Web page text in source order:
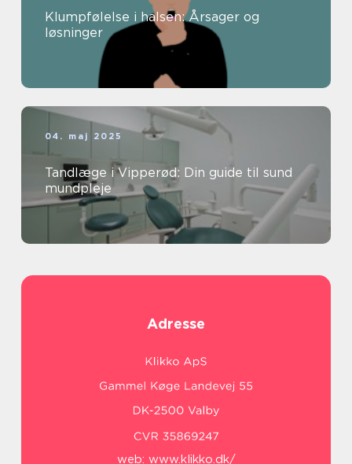
Klumpfølelse i halsen: Årsager og
løsninger
04. maj 2025
Tandlæge i Vipperød: Din guide til sund
mundpleje
Adresse
web: www.klikko.dk/